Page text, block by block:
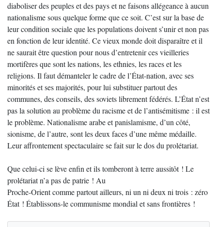
diaboliser des peuples et des pays et ne faisons allégeance à aucun
nationalisme sous quelque forme que ce soit. C’est sur la base de
leur condition sociale que les populations doivent s’unir et non pas
en fonction de leur identité. Ce vieux monde doit disparaître et il
ne saurait être question pour nous d’entretenir ces vieilleries
mortifères que sont les nations, les ethnies, les races et les
religions. Il faut démanteler le cadre de l’État-nation, avec ses
minorités et ses majorités, pour lui substituer partout des
communes, des conseils, des soviets librement fédérés. L’État n’est
pas la solution au problème du racisme et de l’antisémitisme : il est
le problème. Nationalisme arabe et panislamisme, d’un côté,
sionisme, de l’autre, sont les deux faces d’une même médaille.
Leur affrontement spectaculaire se fait sur le dos du prolétariat.
Que celui-ci se lève enfin et ils tomberont à terre aussitôt ! Le
prolétariat n’a pas de patrie ! Au
Proche-Orient comme partout ailleurs, ni un ni deux ni trois : zéro
État ! Établissons-le communisme mondial et sans frontières !